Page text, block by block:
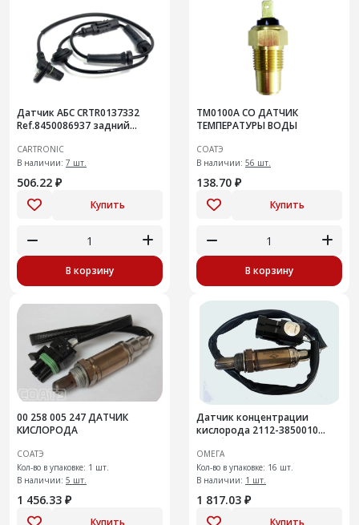
Датчик АБС CRTR0137332
Ref.8450086937 задний
CARTRONIC
В наличии: 7 шт.
506.22 ₽
Купить
В корзину
ТМ0100А СО ДАТЧИК
ТЕМПЕРАТУРЫ ВОДЫ
СОАТЭ
В наличии: 56 шт.
138.70 ₽
Купить
В корзину
00 258 005 247 ДАТЧИК
КИСЛОРОДА
СОАТЭ
Кол-во в упаковке: 1 шт.
В наличии: 5 шт.
1 456.33 ₽
Купить
Датчик концентрации
кислорода 2112-3850010
(лямбда-зонд)
ОМЕГА
Кол-во в упаковке: 16 шт.
В наличии: 1 шт.
1 817.03 ₽
Купить